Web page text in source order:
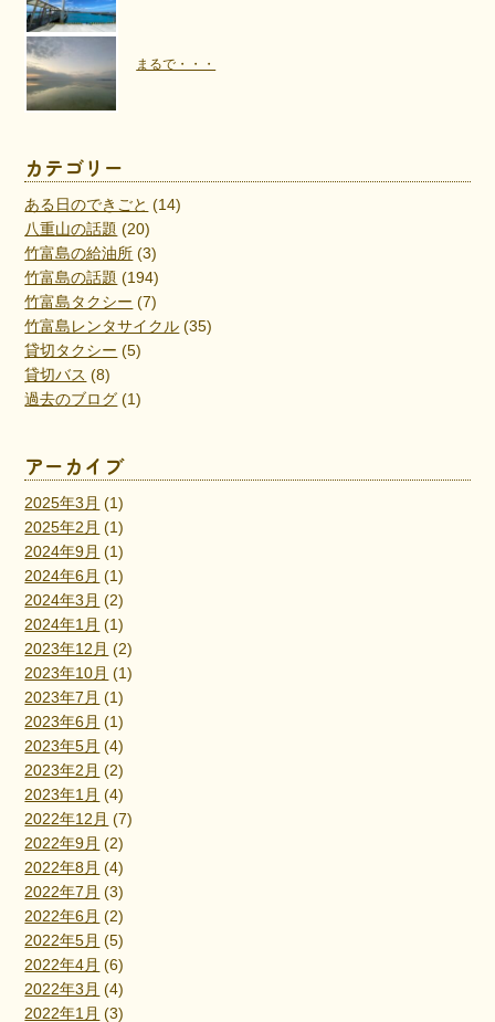
まるで・・・
カテゴリー
ある日のできごと (14)
八重山の話題 (20)
竹富島の給油所 (3)
竹富島の話題 (194)
竹富島タクシー (7)
竹富島レンタサイクル (35)
貸切タクシー (5)
貸切バス (8)
過去のブログ (1)
アーカイブ
2025年3月 (1)
2025年2月 (1)
2024年9月 (1)
2024年6月 (1)
2024年3月 (2)
2024年1月 (1)
2023年12月 (2)
2023年10月 (1)
2023年7月 (1)
2023年6月 (1)
2023年5月 (4)
2023年2月 (2)
2023年1月 (4)
2022年12月 (7)
2022年9月 (2)
2022年8月 (4)
2022年7月 (3)
2022年6月 (2)
2022年5月 (5)
2022年4月 (6)
2022年3月 (4)
2022年1月 (3)